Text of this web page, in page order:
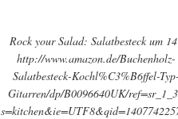
Rock your Salad: Salatbesteck um
http://www.amazon.de/Buchenholz-
Salatbesteck-Kochl%C3%B6ffel-Typ-
Gitarren/dp/B0096640UK/